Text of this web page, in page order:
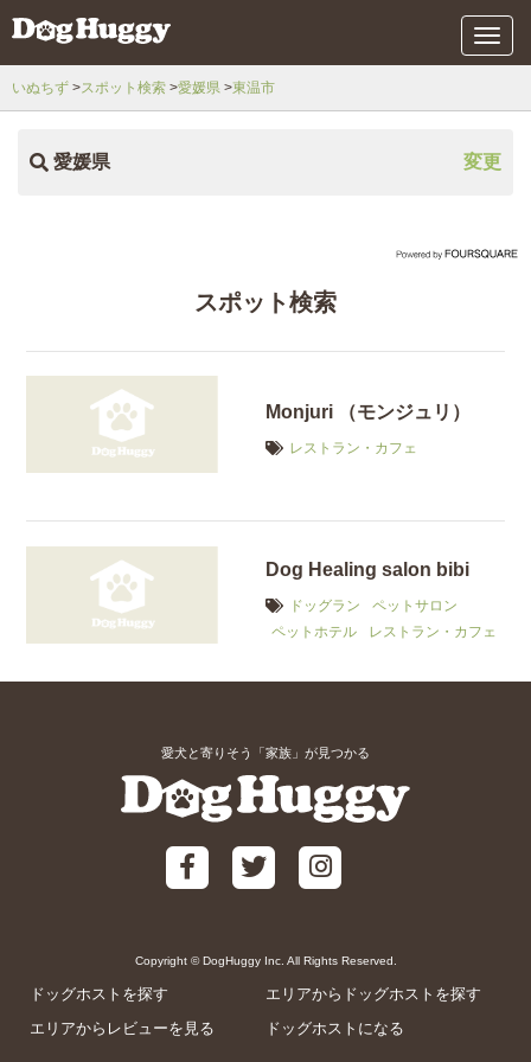
メ
ニ
いぬちず スポット検索 愛媛県 東温市
愛媛県 変更
スポット検索
Monjuri （モンジュリ）
レストラン・カフェ
Dog Healing salon bibi
ドッグラン
ペットサロン
ペットホテル
レストラン・カフェ
愛犬と寄りそう「家族」が見つかる
Copyright © DogHuggy Inc. All Rights Reserved.
ドッグホストを探す
エリアからドッグホストを探す
エリアからレビューを見る
ドッグホストになる